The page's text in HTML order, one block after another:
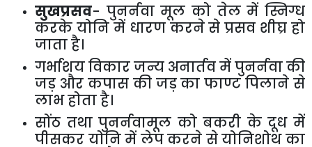
सुखप्रसव- पुनर्नवा मूल को तेल में स्निग्ध
करके योनि में धारण करने से प्रसव शीघ्र हो
जाता है।
गर्भाशय विकार जन्य अनार्तव में पुनर्नवा की
जड़ और कपास की जड़ का फाण्ट पिलाने से
लाभ होता है।
सोंठ तथा पुनर्नवामूल को बकरी के दूध में
पीसकर योनि में लेप करने से योनिशोथ का